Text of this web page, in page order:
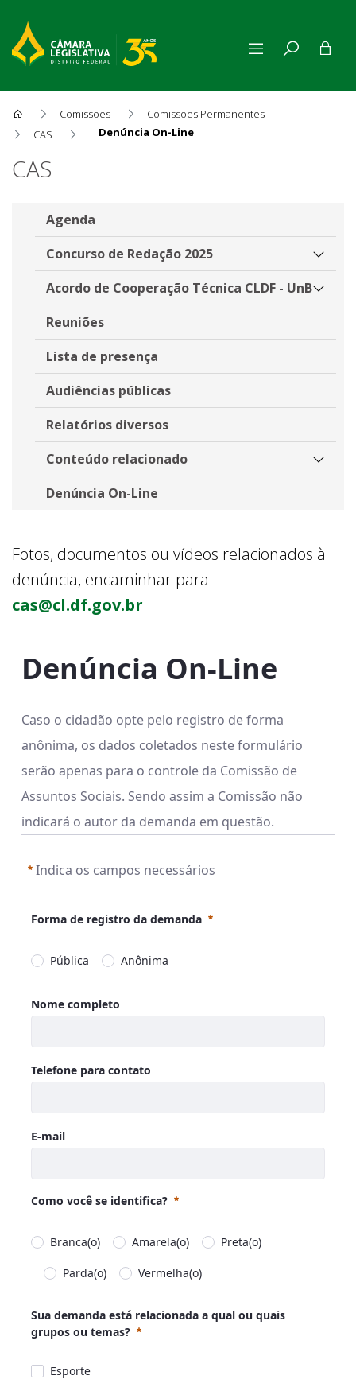
Comissões
Comissões Permanentes
CAS
Denúncia On-Line
Denúncia On-Line
CAS
Agenda
Concurso de Redação 2025
Acordo de Cooperação Técnica CLDF - UnB
Reuniões
Lista de presença
Audiências públicas
Relatórios diversos
Conteúdo relacionado
Denúncia On-Line
Fotos, documentos ou vídeos relacionados à
denúncia, encaminhar para
cas@cl.df.gov.br